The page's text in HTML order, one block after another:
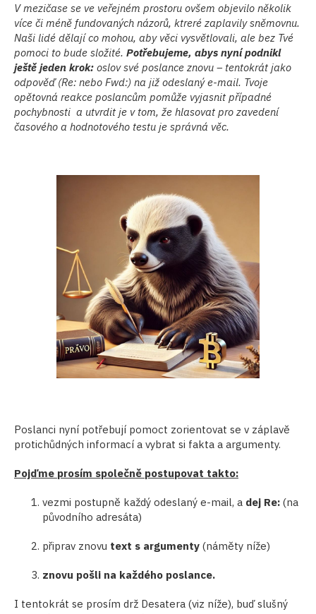
V mezičase se ve veřejném prostoru ovšem objevilo několik
více či méně fundovaných názorů, ktreré zaplavily sněmovnu.
Naši lidé dělají co mohou, aby věci vysvětlovali, ale bez Tvé
pomoci to bude složité. Potřebujeme, abys nyní podnikl
ještě jeden krok: oslov své poslance znovu – tentokrát jako
odpověď (Re: nebo Fwd:) na již odeslaný e-mail. Tvoje
opětovná reakce poslancům pomůže vyjasnit případné
pochybnosti a utvrdit je v tom, že hlasovat pro zavedení
časového a hodnotového testu je správná věc.
Poslanci nyní potřebují pomoct zorientovat se v záplavě
protichůdných informací a vybrat si fakta a argumenty.
Pojďme prosím společně postupovat takto:
vezmi postupně každý odeslaný e-mail, a dej Re: (na
původního adresáta)
připrav znovu text s argumenty (náměty níže)
znovu pošli na každého poslance.
I tentokrát se prosím drž Desatera (viz níže), buď slušný